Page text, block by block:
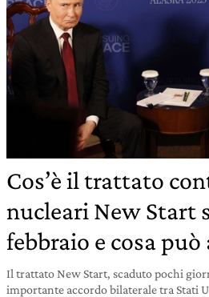
Cos’è il trattato
nucleari New Start
febbraio e cosa può
Il trattato New Start, scaduto pochi
importante accordo bilaterale tra Stati